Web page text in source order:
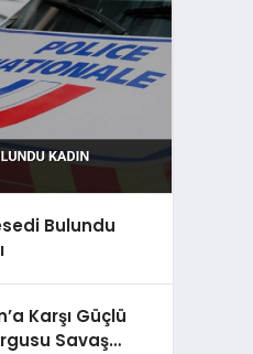
Bulundu
Karşı Güçlü
Savaş